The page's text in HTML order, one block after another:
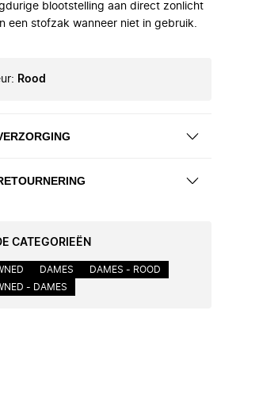
blootstelling aan direct zonlicht
een stofzak wanneer niet in gebruik.
: Rood
CATEGORIEËN
DAMES
DAMES - ROOD
- DAMES